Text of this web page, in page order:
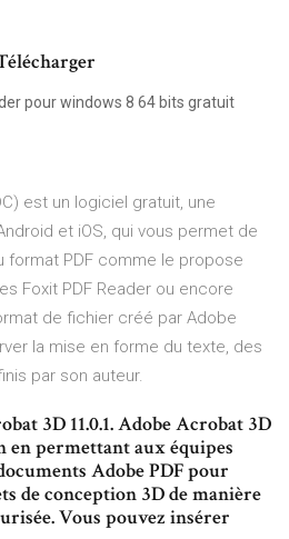
pour windows 8 64 bits gratuit
est un logiciel gratuit, une
et iOS, qui vous permet de
format PDF comme le propose
Foxit PDF Reader ou encore
de fichier créé par Adobe
la mise en forme du texte, des
par son auteur.
3D 11.0.1. Adobe Acrobat 3D
en permettant aux équipes
Adobe PDF pour
de conception 3D de manière
Vous pouvez insérer